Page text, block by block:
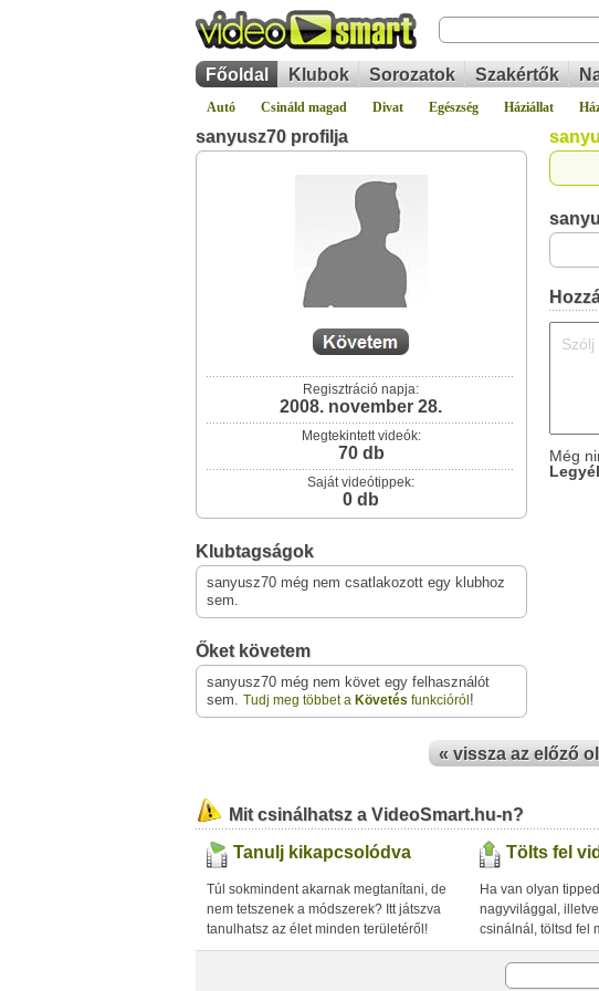
Főoldal Klubok Sorozatok Szakértők
Autó Csináld magad Divat Egészség Háziállat
sanyusz70 profilja
Regisztráció napja:
2008. november 28.
Megtekintett videók:
70 db
Saját videótippek:
0 db
Klubtagságok
sanyusz70 még nem csatlakozott egy klubhoz
sem.
Őket követem
sanyusz70 még nem követ egy felhasználót
sem. Tudj meg többet a Követés funkcióról !
Még
« vissza az előző
Mit csinálhatsz a VideoSmart.hu-n?
Tanulj kikapcsolódva
Túl sokmindent akarnak megtanítani, de
nem tetszenek a módszerek? Itt játszva
tanulhatsz az élet minden területéről!
Tölts fel
Ha van olyan
nagyvilággal,
csinálnál, töltsd fel